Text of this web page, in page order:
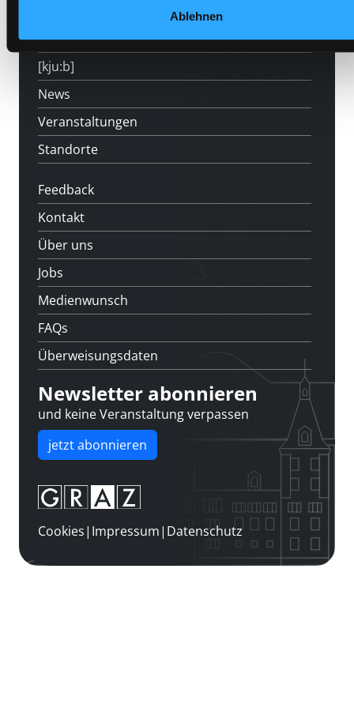
Ablehnen
LABUKA
[kju:b]
News
Veranstaltungen
Standorte
Feedback
Kontakt
Über uns
Jobs
Medienwunsch
FAQs
Überweisungsdaten
Newsletter abonnieren
und keine Veranstaltung verpassen
jetzt abonnieren
Cookies| Impressum| Datenschutz